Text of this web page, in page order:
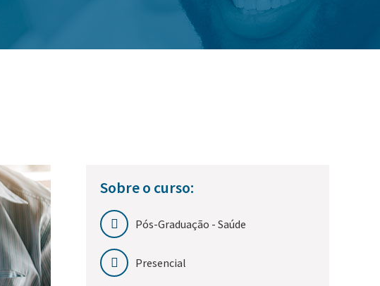
Sobre o curso:
Pós-Graduação - Saúde
Presencial